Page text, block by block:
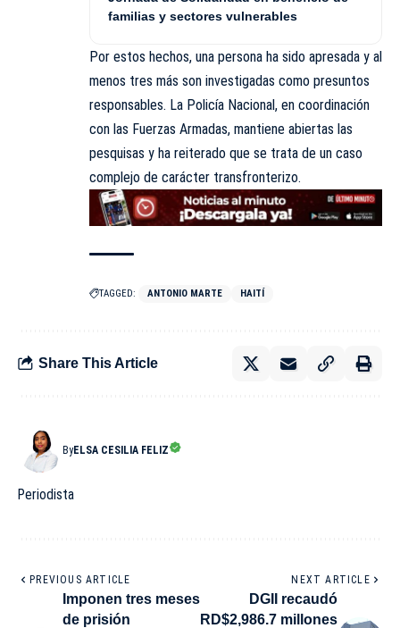
familias y sectores vulnerables
Por estos hechos, una persona ha sido apresada y al
menos tres más son investigadas como presuntos
responsables. La Policía Nacional, en coordinación
con las Fuerzas Armadas, mantiene abiertas las
pesquisas y ha reiterado que se trata de un caso
complejo de carácter transfronterizo.
TAGGED: ANTONIO MARTE HAITÍ
Share This Article
ByELSA CESILIA FELIZ
Periodista
PREVIOUS ARTICLE
Imponen tres meses
de prisión
NEXT ARTICLE
DGII recaudó
RD$2,986.7 millones